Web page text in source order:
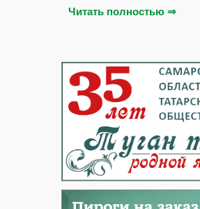
Читать полностью ⇒